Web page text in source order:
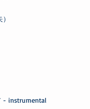
- instrumental